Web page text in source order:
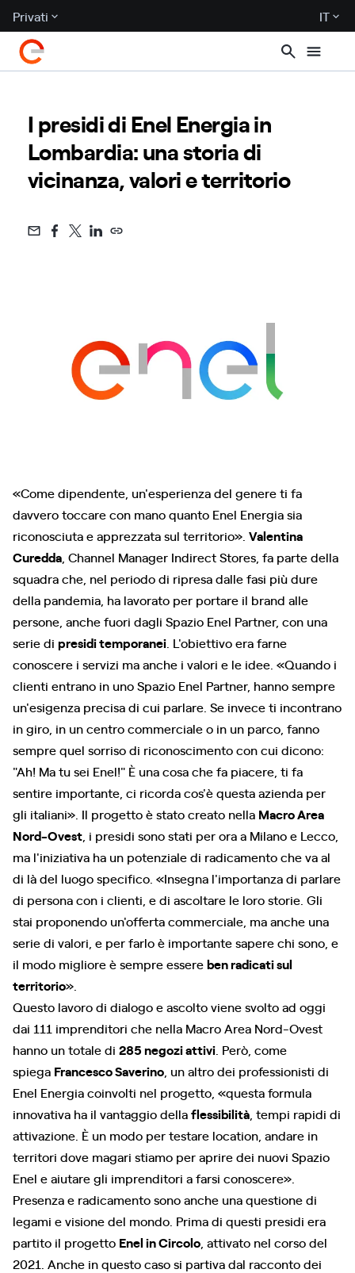
Privati IT
I presidi di Enel Energia in
Lombardia: una storia di
vicinanza, valori e territorio
«Come dipendente, un'esperienza del genere ti fa
davvero toccare con mano quanto Enel Energia sia
riconosciuta e apprezzata sul territorio». Valentina
Curedda , Channel Manager Indirect Stores, fa parte della
squadra che, nel periodo di ripresa dalle fasi più dure
della pandemia, ha lavorato per portare il brand alle
persone, anche fuori dagli Spazio Enel Partner, con una
serie di presidi temporanei . L'obiettivo era farne
conoscere i servizi ma anche i valori e le idee. «Quando i
clienti entrano in uno Spazio Enel Partner, hanno sempre
un'esigenza precisa di cui parlare. Se invece ti incontrano
in giro, in un centro commerciale o in un parco, fanno
sempre quel sorriso di riconoscimento con cui dicono:
"Ah! Ma tu sei Enel!" È una cosa che fa piacere, ti fa
sentire importante, ci ricorda cos'è questa azienda per
gli italiani». Il progetto è stato creato nella Macro Area
Nord-Ovest , i presidi sono stati per ora a Milano e Lecco,
ma l'iniziativa ha un potenziale di radicamento che va al
di là del luogo specifico. «Insegna l'importanza di parlare
di persona con i clienti, e di ascoltare le loro storie. Gli
stai proponendo un'offerta commerciale, ma anche una
serie di valori, e per farlo è importante sapere chi sono, e
il modo migliore è sempre essereben radicati sul
territorio».
Questo lavoro di dialogo e ascolto viene svolto ad oggi
dai 111 imprenditori che nella Macro Area Nord-Ovest
hanno un totale di 285 negozi attivi . Però, come
spiega Francesco Saverino , un altro dei professionisti di
Enel Energia coinvolti nel progetto, «questa formula
innovativa ha il vantaggio dellaflessibilità , tempi rapidi di
attivazione. È un modo per testare location, andare in
territori dove magari stiamo per aprire dei nuovi Spazio
Enel e aiutare gli imprenditori a farsi conoscere».
Presenza e radicamento sono anche una questione di
legami e visione del mondo. Prima di questi presidi era
partito il progetto Enel in Circolo , attivato nel corso del
2021. Anche in questo caso si partiva dal racconto dei